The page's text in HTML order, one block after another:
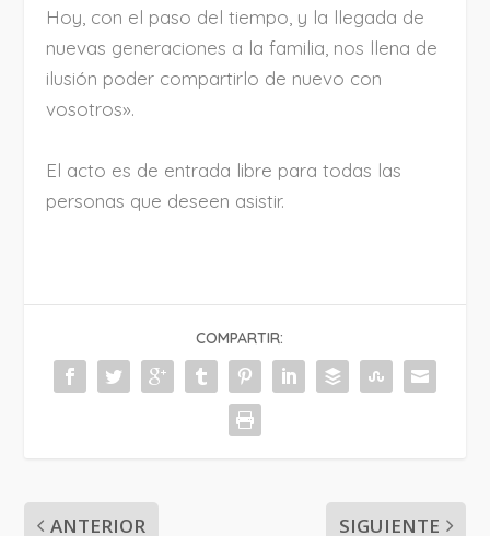
Hoy, con el paso del tiempo, y la llegada de
nuevas generaciones a la familia, nos llena de
ilusión poder compartirlo de nuevo con
vosotros».
El acto es de entrada libre para todas las
personas que deseen asistir.
COMPARTIR:
ANTERIOR SIGUIENTE